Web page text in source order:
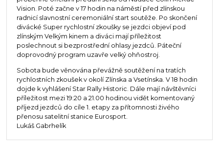
Vision. Poté začne v 17 hodin na náměstí před zlínskou
radnicí slavnostní ceremoniální start soutěže. Po skončení
divácké Super rychlostní zkoušky se jezdci objeví pod
zlínským Velkým kinem a diváci mají příležitost
poslechnout si bezprostřední ohlasy jezdců. Páteční
doprovodný program uzavře velký ohňostroj.
Sobota bude věnována převážně soutěžení na tratích
rychlostních zkoušek v okolí Zlínska a Vsetínska. V 18 hodin
dojde k vyhlášení Star Rally Historic. Dále mají návštěvníci
příležitost mezi 19:20 a 21.00 hodinou vidět komentovaný
příjezd jezdců do cíle 1. etapy za přítomnosti živého
přenosu satelitní stanice Eurosport.
Lukáš Gabrhelík